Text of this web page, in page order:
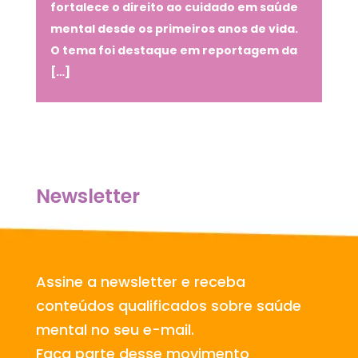
fortalece o direito ao cuidado em saúde
mental desde os primeiros anos de vida.
O tema foi destaque em reportagem da
[…]
Newsletter
Assine a newsletter e receba
conteúdos qualificados sobre saúde
mental no seu e-mail.
Faça parte desse movimento